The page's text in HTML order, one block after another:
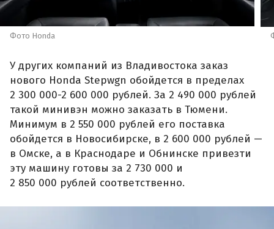
Фото Honda
У других компаний из Владивостока заказ
нового Honda Stepwgn обойдется в пределах
2 300 000-2 600 000 рублей. За 2 490 000 рублей
такой минивэн можно заказать в Тюмени.
Минимум в 2 550 000 рублей его поставка
обойдется в Новосибирске, в 2 600 000 рублей —
в Омске, а в Краснодаре и Обнинске привезти
эту машину готовы за 2 730 000 и
2 850 000 рублей соответственно.